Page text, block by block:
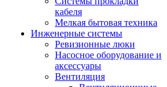
кабеля
Мелкая бытовая техника
Инженерные системы
Ревизионные люки
Насосное оборудование и
аксессуары
Вентиляция